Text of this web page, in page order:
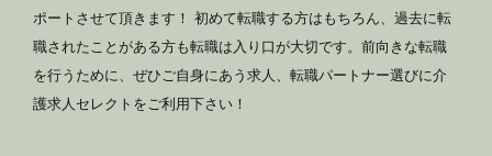
ポートさせて頂きます！ 初めて転職する方はもちろん、過去に転
職されたことがある方も転職は入り口が大切です。前向きな転職
を行うために、ぜひご自身にあう求人、転職パートナー選びに介
護求人セレクトをご利用下さい！